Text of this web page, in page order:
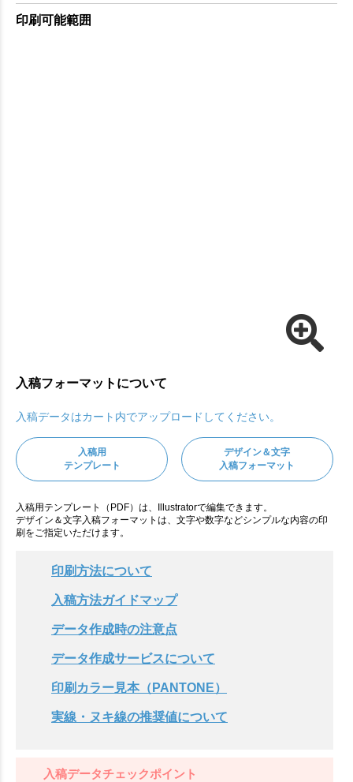
印刷可能範囲
入稿フォーマットについて
入稿データはカート内でアップロードしてください。
入稿用
テンプレート
デザイン＆文字
入稿フォーマット
入稿用テンプレート（PDF）は、Illustratorで編集できます。
デザイン＆文字入稿フォーマットは、文字や数字などシンプルな内容の印
刷をご指定いただけます。
印刷方法について
入稿方法ガイドマップ
データ作成時の注意点
データ作成サービスについて
印刷カラー見本（PANTONE）
実線・ヌキ線の推奨値について
入稿データチェックポイント